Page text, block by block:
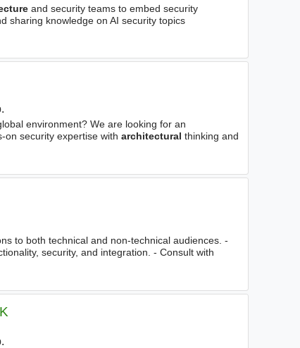
and security teams to embed security
sharing knowledge on AI security topics
environment? We are looking for an
on security expertise with architectural thinking and
to both technical and non-technical audiences. -
security, and integration. - Consult with